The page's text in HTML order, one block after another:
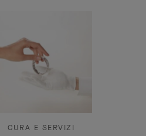
CURA E SERVIZI